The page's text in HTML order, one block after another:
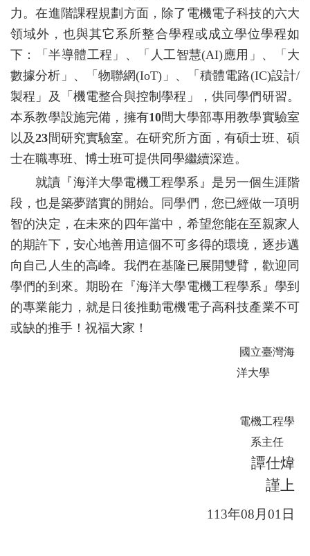
力。在進階課程規劃方面，除了電機電子科技的六大
領域外，也與其它系所整合學程或成立學位學程如
下：「半導體工程」、「人工智慧(AI)應用」、「大
數據分析」、「物聯網(IoT) 」、「積體電路(IC)設計/
製程」及「機電整合與控制學程」，供同學們研習。
本系教學設施完備，擁有10間大學部專用教學實驗室
以及23間研究實驗室。在研究所方面，有碩士班、碩
士在職專班、博士班可提供同學繼續深造。
就讀『海洋大學電機工程學系』是另一個生涯階
段，也是築夢踏實的開始。同學們，您已經做一項明
智的決定，在未來的四年當中，希望您能在至親家人
的期許下，安心地善用這個不可多得的環境，逐步邁
向自己人生的高峰。我們在基隆已展開雙臂，歡迎同
學們的到來。期盼在『海洋大學電機工程學系』學到
的專業能力，就是日後推動電機電子高科技產業不可
或缺的推手！祝福大家！
國立臺灣海
洋大學
電機工程學
系主任
譚仕煒
謹上
113年08 月01 日